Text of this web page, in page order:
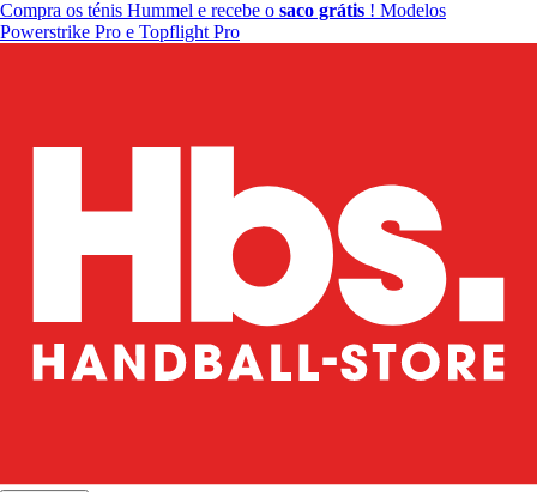
Compra os ténis Hummel e recebe o saco grátis ! Modelos
Powerstrike Pro e Topflight Pro